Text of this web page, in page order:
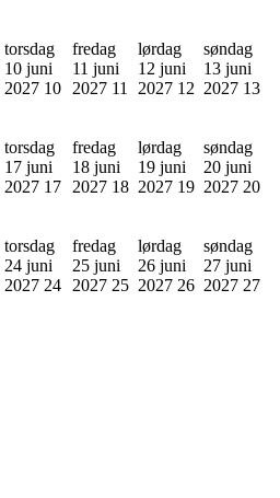
torsdag
10 juni
2027 10
fredag
11 juni
2027 11
lørdag
12 juni
2027 12
søndag
13 juni
2027 13
torsdag
17 juni
2027 17
fredag
18 juni
2027 18
lørdag
19 juni
2027 19
søndag
20 juni
2027 20
torsdag
24 juni
2027 24
fredag
25 juni
2027 25
lørdag
26 juni
2027 26
søndag
27 juni
2027 27